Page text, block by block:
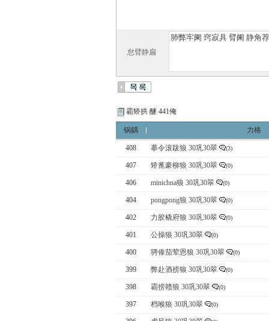
怠臂静扁
霸矫拱 醚 441俺
锅龋 力格
408 摹令滚跋狼 30巩30翠 (3)
407 矫蓖豪柳狼 30巩30翠 (0)
406 minichna狼 30巩30翠 (0)
404 pongpong狼 30巩30翠 (0)
402 力胶橇府狼 30巩30翠 (0)
401 公操狼 30巩30翠 (0)
400 骋傣茄荤恩狼 30巩30翠 (0)
399 弊赴酒捞狼 30巩30翠 (0)
398 霸捞赣狼 30巩30翠 (0)
397 档喉狼 30巩30翠 (0)